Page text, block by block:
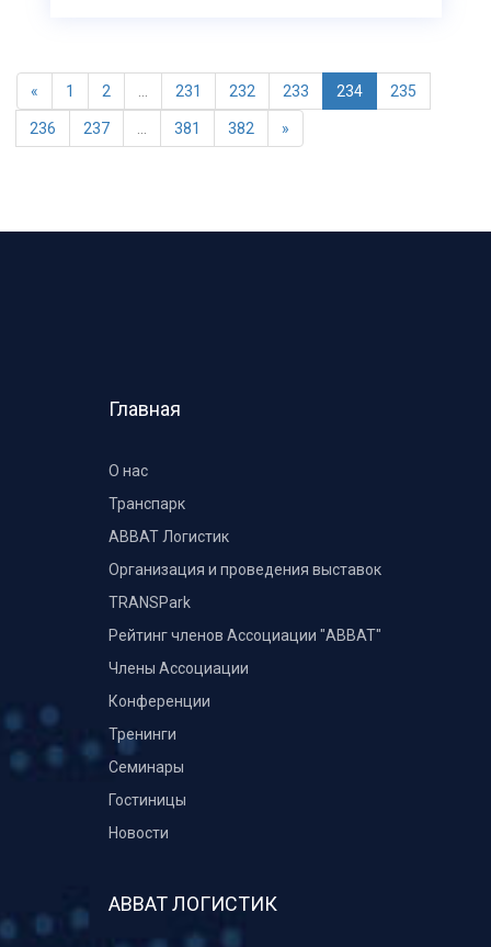
« 1 2 231 232 233 234 235
236 237 381 382 »
Главная
О нас
Транспарк
ABBAT Логистик
Организация и проведения выставок
TRANSPark
Рейтинг членов Ассоциации "АВВАТ"
Члены Ассоциации
Конференции
Тренинги
Семинары
Гостиницы
Новости
АВВАТ ЛОГИСТИК